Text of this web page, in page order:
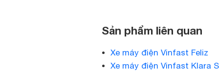
Sản phẩm liên quan
Xe máy điện Vinfast Feliz
Xe máy điện Vinfast Klara S